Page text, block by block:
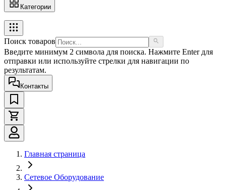
Категории
Поиск товаров
Введите минимум 2 символа для поиска. Нажмите Enter для
отправки или используйте стрелки для навигации по
результатам.
Контакты
Главная страница
Сетевое Оборудование